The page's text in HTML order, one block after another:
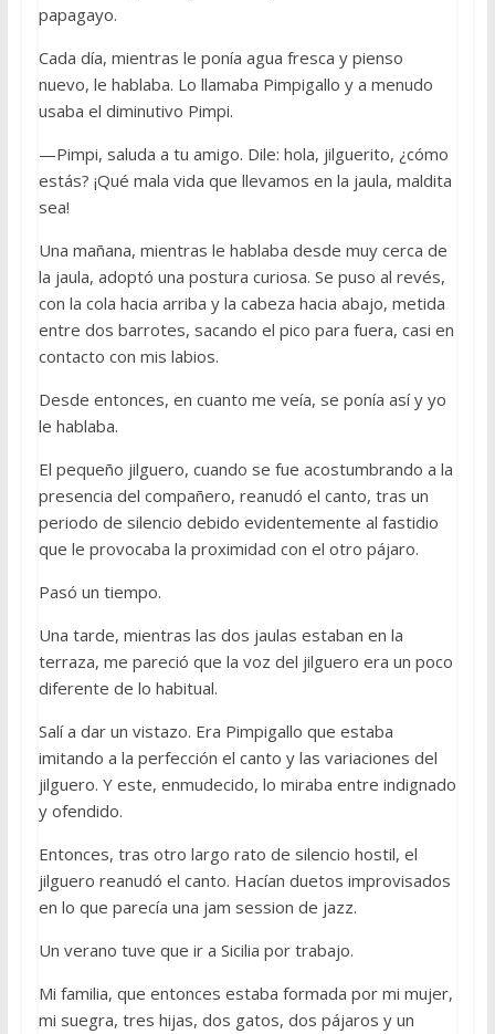
papagayo.
Cada día, mientras le ponía agua fresca y pienso
nuevo, le hablaba. Lo llamaba Pimpigallo y a menudo
usaba el diminutivo Pimpi.
—Pimpi, saluda a tu amigo. Dile: hola, jilguerito, ¿cómo
estás? ¡Qué mala vida que llevamos en la jaula, maldita
sea!
Una mañana, mientras le hablaba desde muy cerca de
la jaula, adoptó una postura curiosa. Se puso al revés,
con la cola hacia arriba y la cabeza hacia abajo, metida
entre dos barrotes, sacando el pico para fuera, casi en
contacto con mis labios.
Desde entonces, en cuanto me veía, se ponía así y yo
le hablaba.
El pequeño jilguero, cuando se fue acostumbrando a la
presencia del compañero, reanudó el canto, tras un
periodo de silencio debido evidentemente al fastidio
que le provocaba la proximidad con el otro pájaro.
Pasó un tiempo.
Una tarde, mientras las dos jaulas estaban en la
terraza, me pareció que la voz del jilguero era un poco
diferente de lo habitual.
Salí a dar un vistazo. Era Pimpigallo que estaba
imitando a la perfección el canto y las variaciones del
jilguero. Y este, enmudecido, lo miraba entre indignado
y ofendido.
Entonces, tras otro largo rato de silencio hostil, el
jilguero reanudó el canto. Hacían duetos improvisados
en lo que parecía una jam session de jazz.
Un verano tuve que ir a Sicilia por trabajo.
Mi familia, que entonces estaba formada por mi mujer,
mi suegra, tres hijas, dos gatos, dos pájaros y un